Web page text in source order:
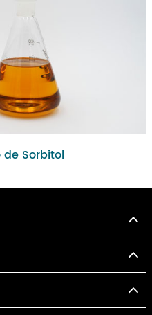
Sorbitol